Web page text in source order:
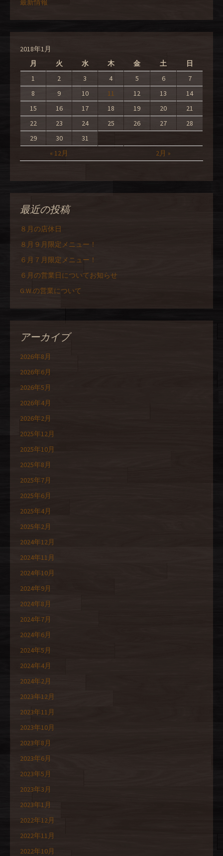
最新情報
2018年1月
月
火 水 木 金 土 日
« 12月 2月 »
1 2 3 4 5 6
7
8
9 10 11 12 13
14
15
16 17 18 19 20
21
22
23 24 25 26 27
28
29
30 31
最近の投稿
８月の店休日
８月９月限定メニュー！
６月７月限定メニュー！
６月の営業日についてお知らせ
G.W.の営業について
アーカイブ
2026年8月
2026年6月
2026年5月
2026年4月
2026年2月
2025年12月
2025年10月
2025年8月
2025年7月
2025年6月
2025年4月
2025年2月
2024年12月
2024年11月
2024年10月
2024年9月
2024年8月
2024年7月
2024年6月
2024年5月
2024年4月
2024年2月
2023年12月
2023年11月
2023年10月
2023年8月
2023年6月
2023年5月
2023年3月
2023年1月
2022年12月
2022年11月
2022年10月